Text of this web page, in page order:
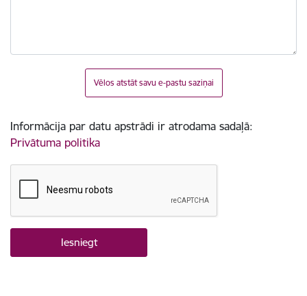
Vēlos atstāt savu e-pastu saziņai
Informācija par datu apstrādi ir atrodama sadaļā:
Privātuma politika